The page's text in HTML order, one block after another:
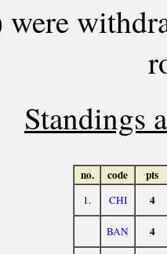
were
Standings
no. code pts
1. CHI 4
BAN 4